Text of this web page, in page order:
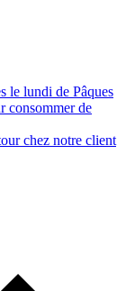
le lundi de Pâques
consommer de
chez notre client